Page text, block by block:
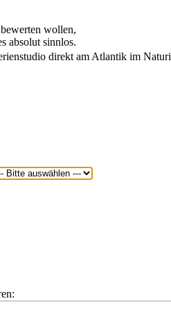
wollen,
absolut sinnlos.
direkt am Atlantik im